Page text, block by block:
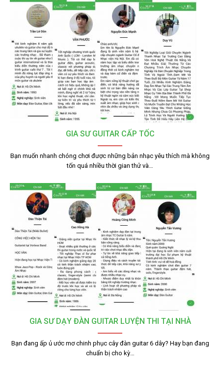
GIA SƯ GUITAR CẤP TỐC
Bạn muốn nhanh chóng chơi được những bản nhạc yêu thích mà không
tốn quá nhiều thời gian thử và…
GIA SƯ DẠY ĐÀN GUITAR LUYỆN THI TẠI NHÀ
Bạn đang ấp ủ ước mơ chinh phục cây đàn guitar 6 dây? Hay bạn đang
chuẩn bị cho kỳ…